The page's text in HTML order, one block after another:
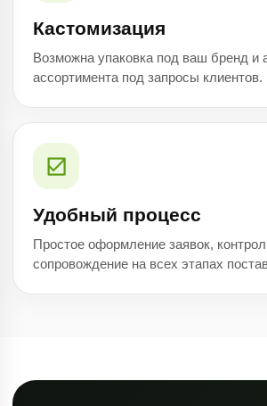
Кастомизация
Возможна упаковка под ваш бренд и
ассортимента под запросы клиентов.
Удобный процесс
Простое оформление заявок,
сопровождение на всех этапах